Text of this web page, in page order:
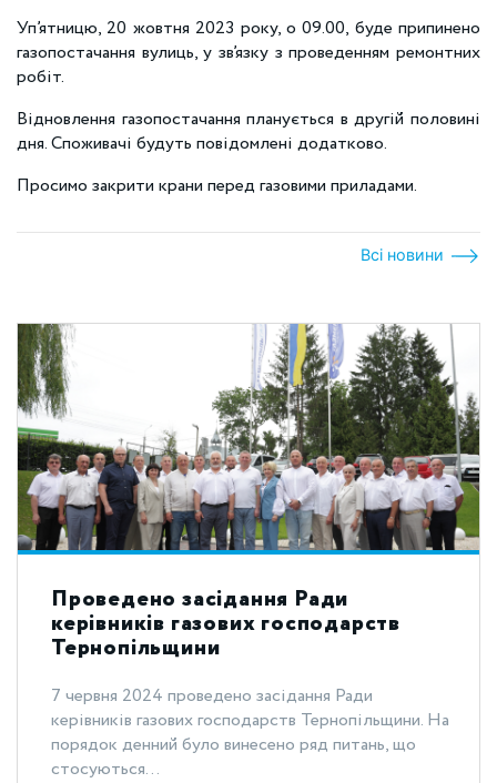
Уп’ятницю, 20 жовтня 2023 року, о 09.00, буде припинено
газопостачання вулиць, у зв’язку з проведенням ремонтних
робіт.
Відновлення газопостачання планується в другій половині
дня. Споживачі будуть повідомлені додатково.
Просимо закрити крани перед газовими приладами.
Всі новини
Проведено засідання Ради
керівників газових господарств
Тернопільщини
7 червня 2024 проведено засідання Ради
керівників газових господарств Тернопільщини. На
порядок денний було винесено ряд питань, що
стосуються...